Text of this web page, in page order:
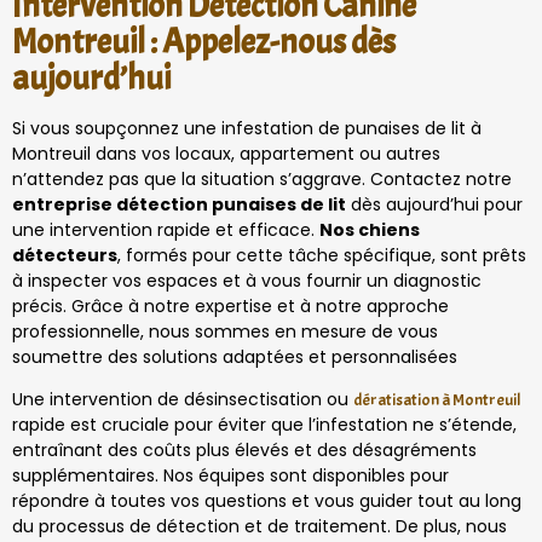
Montreuil : Appelez-nous dès
aujourd’hui
Si vous soupçonnez une infestation de punaises de lit à
Montreuil dans vos locaux, appartement ou autres
n’attendez pas que la situation s’aggrave. Contactez notre
entreprise détection punaises de lit dès aujourd’hui pour
une intervention rapide et efficace. Nos chiens
détecteurs, formés pour cette tâche spécifique, sont prêts
à inspecter vos espaces et à vous fournir un diagnostic
précis. Grâce à notre expertise et à notre approche
professionnelle, nous sommes en mesure de vous
soumettre des solutions adaptées et personnalisées
Une intervention de désinsectisation ou dératisation à Montreuil
rapide est cruciale pour éviter que l’infestation ne s’étende,
entraînant des coûts plus élevés et des désagréments
supplémentaires. Nos équipes sont disponibles pour
répondre à toutes vos questions et vous guider tout au long
du processus de détection et de traitement. De plus, nous